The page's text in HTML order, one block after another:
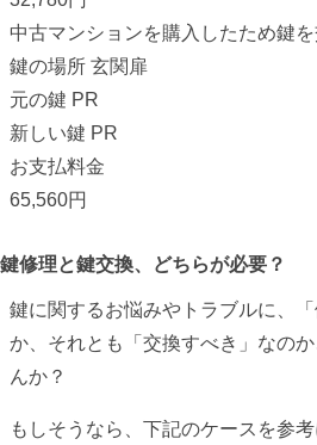
中古マンションを購入したため鍵
鍵の場所 玄関扉
元の鍵 PR
新しい鍵 PR
お支払料金
65,560円
鍵修理と鍵交換、どちらが必要？
鍵に関するお悩みやトラブルに、
か、それとも「交換すべき」なの
んか？
もしそうなら、下記のケースを参